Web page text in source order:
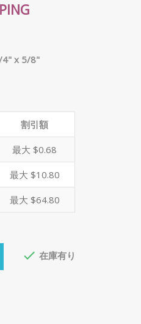
4" x 5/8"
割引額
最大 $0.68
最大 $10.80
最大 $64.80
 在庫有り